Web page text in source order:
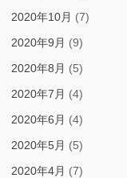
2020年10月 (7)
2020年9月 (9)
2020年8月 (5)
2020年7月 (4)
2020年6月 (4)
2020年5月 (5)
2020年4月 (7)